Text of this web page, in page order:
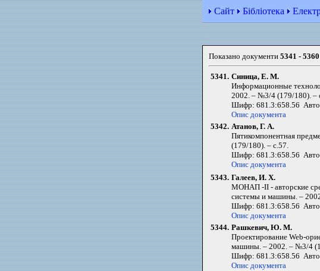
Сайт Бібліотека
Показано документи 5341 - 5360
5341. Синица, Е. М.
Информационные
2002. – №3/4 (179/180). –
Шифр: 681.3:658.56
Опис документа
5342. Атанов, Г. А.
Пятикомпонентная
(179/180). – с.57.
Шифр: 681.3:658.56
Опис документа
5343. Галеев, И. Х.
МОНАП -II - авторские
системы и машины. –
Шифр: 681.3:658.56
Опис документа
5344. Рашкевич, Ю. М.
Проектирование Web-
машины. – 2002. – №3/4
Шифр: 681.3:658.56
Опис документа